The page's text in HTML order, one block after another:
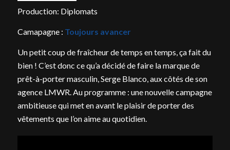
Production: Diplomats
Camapagne : Toujours avancer
Un petit coup de fraîcheur de temps en temps, ça fait du
bien ! C’est donc ce qu’a décidé de faire la marque de
prêt-à-porter masculin, Serge Blanco, aux côtés de son
agence LMWR. Au programme : une nouvelle campagne
ambitieuse qui met en avant le plaisir de porter des
vêtements que l’on aime au quotidien.